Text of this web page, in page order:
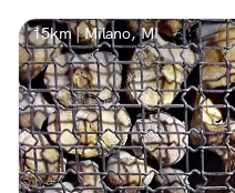
15km | Milano, MI